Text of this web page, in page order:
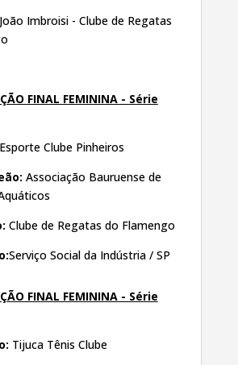
João Imbroisi - Clube de Regatas
FINAL FEMININA - Série
Esporte Clube Pinheiros
Associação Bauruense de
Clube de Regatas do Flamengo
Serviço Social da Indústria / SP
FINAL FEMININA - Série
Tijuca Tênis Clube